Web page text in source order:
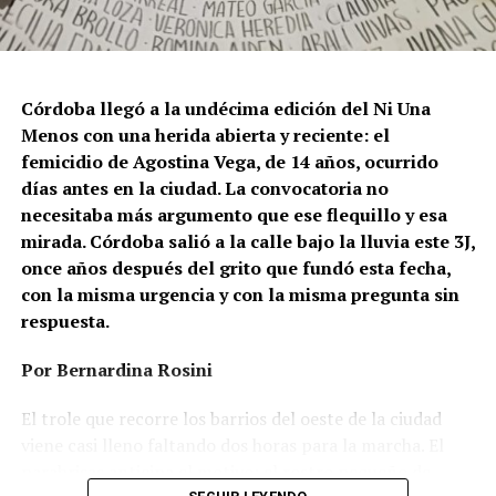
Ganar la vida: La historia de (no)
Córdoba llegó a la undécima edición del Ni Una
Menos con una herida abierta y reciente: el
femicidio de Agostina Vega, de 14 años, ocurrido
días antes en la ciudad. La convocatoria no
necesitaba más argumento que ese flequillo y esa
mirada. Córdoba salió a la calle bajo la lluvia este 3J,
once años después del grito que fundó esta fecha,
con la misma urgencia y con la misma pregunta sin
respuesta.
Por Bernardina Rosini
El trole que recorre los barrios del oeste de la ciudad
parabrisas anticipa el motivo: el rostro pequeño de